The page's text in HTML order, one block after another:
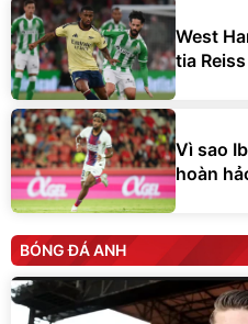
West
tia
Vì sao
hoàn
BÓNG ĐÁ ANH